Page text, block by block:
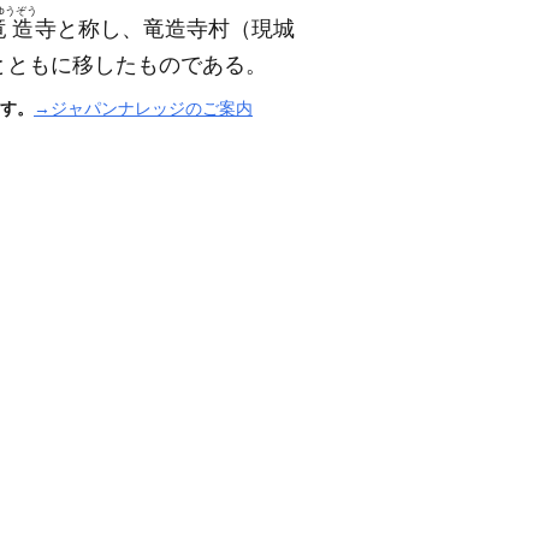
造
うぞう
寺と称し、竜造寺村 （現城
ともに移したものである。
。 →ジャパンナレッジのご案内